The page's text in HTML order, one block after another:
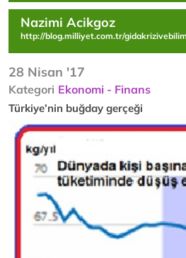
Nazimi Acikgoz
http://blog.milliyet.com.tr/gidakrizivebilim
28 Nisan '17
Kategori Ekonomi - Finans
Türkiye’nin buğday gerçeği